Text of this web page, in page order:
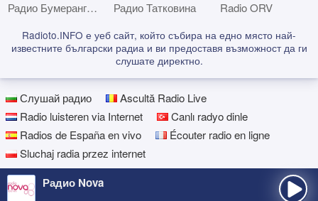
Радио Nova
Радио Бумеранг - Габрово Радио Татковина Radio ORV
Radioto.INFO е уеб сайт, който събира на едно място най-
известните български радиа и ви предоставя възможност да ги
слушате директно.
Слушай радио
Ascultă Radio Live
Radio luisteren via Internet
Canlı radyo dinle
Radios de España en vivo
Écouter radio en ligne
Sluchaj radia przez internet